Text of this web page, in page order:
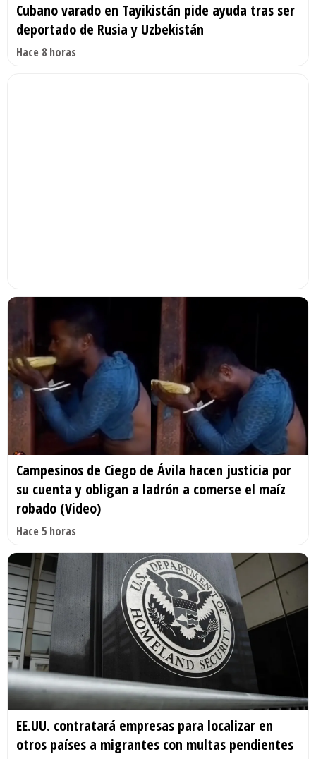
Cubano varado en Tayikistán pide ayuda tras ser
deportado de Rusia y Uzbekistán
Hace 8 horas
Campesinos de Ciego de Ávila hacen justicia por
su cuenta y obligan a ladrón a comerse el maíz
robado (Video)
Hace 5 horas
EE.UU. contratará empresas para localizar en
otros países a migrantes con multas pendientes